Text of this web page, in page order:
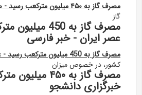
مصرف گاز به ۴۵۰ میلیون مترکعب رسید - صاحبخبر
گاز
مصرف گاز به 450
عصر ایران - خبر فارسی
مصرف گاز به 450 میلیون مترکعب رسید - عصر ایران - خبر فارسی
کشور، در خصوص میزان
مصرف گاز به ۴۵۰
خبرگزاری دانشجو